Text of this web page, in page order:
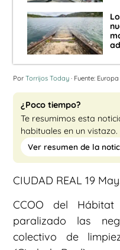
Por Torrijos Today · Fuente:
¿Poco tiempo?
Te resumimos esta
habituales en un vistazo.
Ver resumen de la
CIUDAD REAL 19
CCOO del
paralizado las
colectivo de